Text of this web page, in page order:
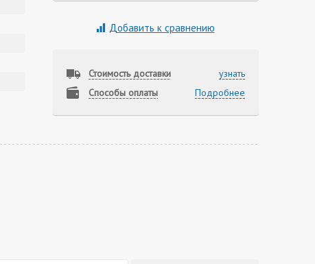
Добавить к сравнению
Стоимость доставки
узнать
Способы оплаты
Подробнее